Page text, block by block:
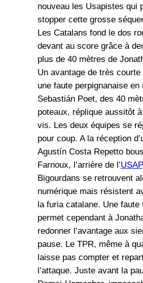
nouveau les Usapistes qui
stopper cette grosse
Les Catalans fond le dos
devant au score grâce à
plus de 40 mètres de
Un avantage de très courte
une faute perpignanaise en
Sebastián Poet, des 40
poteaux, réplique aussitôt
vis. Les deux équipes se
pour coup. A la réception
Agustín Costa Repetto
Farnoux, l’arrière de l’USAP
Bigourdans se retrouvent
numérique mais résistent
la furia catalane. Une faute
permet cependant à
redonner l’avantage aux
pause. Le TPR, même à
laisse pas compter et
l’attaque. Juste avant la